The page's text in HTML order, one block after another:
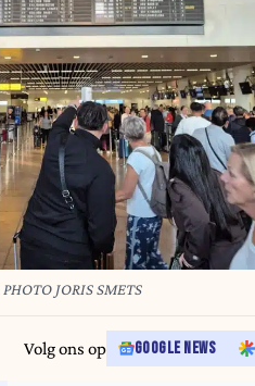
JORIS SMETS
Volg ons op GOOGLE NEWS